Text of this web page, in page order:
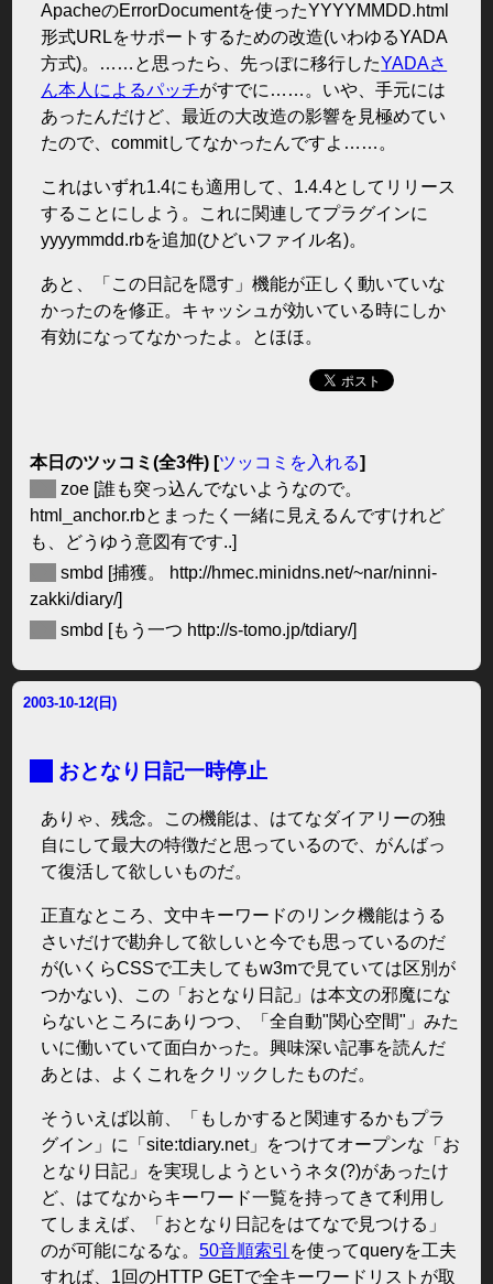
ApacheのErrorDocumentを使ったYYYYMMDD.html
形式URLをサポートするための改造(いわゆるYADA
方式)。……と思ったら、先っぽに移行したYADAさ
ん本人によるパッチがすでに……。いや、手元には
あったんだけど、最近の大改造の影響を見極めてい
たので、commitしてなかったんですよ……。
これはいずれ1.4にも適用して、1.4.4としてリリース
することにしよう。これに関連してプラグインに
yyyymmdd.rbを追加(ひどいファイル名)。
あと、「この日記を隠す」機能が正しく動いていな
かったのを修正。キャッシュが効いている時にしか
有効になってなかったよ。とほほ。
本日のツッコミ(全3件) [ツッコミを入れる]
zoe [誰も突っ込んでないようなので。
html_anchor.rbとまったく一緒に見えるんですけれど
も、どうゆう意図有です..]
smbd [捕獲。 http://hmec.minidns.net/~nar/ninni-
zakki/diary/]
smbd [もう一つ http://s-tomo.jp/tdiary/]
2003-10-12(日)
おとなり日記一時停止
ありゃ、残念。この機能は、はてなダイアリーの独
自にして最大の特徴だと思っているので、がんばっ
て復活して欲しいものだ。
正直なところ、文中キーワードのリンク機能はうる
さいだけで勘弁して欲しいと今でも思っているのだ
が(いくらCSSで工夫してもw3mで見ていては区別が
つかない)、この「おとなり日記」は本文の邪魔にな
らないところにありつつ、「全自動"関心空間"」みた
いに働いていて面白かった。興味深い記事を読んだ
あとは、よくこれをクリックしたものだ。
そういえば以前、「もしかすると関連するかもプラ
グイン」に「site:tdiary.net」をつけてオープンな「お
となり日記」を実現しようというネタ(?)があったけ
ど、はてなからキーワード一覧を持ってきて利用し
てしまえば、「おとなり日記をはてなで見つける」
のが可能になるな。50音順索引 を使ってqueryを工夫
すれば、1回のHTTP GETで全キーワードリストが取